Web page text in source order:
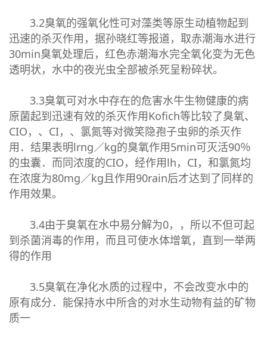
3.2臭氧的强氧化性可对藻类等原生动植物起到
迅速的杀灭作用，据孙晓红等报道，取赤潮海水进行
30min臭氧处理后，红色赤潮海水完全氧化变为无色
透明状，水中的夜光虫全部被杀死呈粉碎状。
3.3臭氧可对水中存在的危害水牛生物健康的病
原菌起到迅速有效的杀灭作用Kofich等比较了臭氧、
CIO，、CI，、氯氮等对微笑隐孢子虫卵的杀灭作
用．结果表明lrng／kg的臭氧作用5min可灭活90％
的虫囊．而同浓度的CIO，经作用lh，CI，和氯氮均
在浓度为80mg／kg且作用90rain后才达到了同样的
作用效果。
3.4由于臭氧在水中易分解为0，，所以不但可起
到杀菌消毒的作用，而且可使水体增氧，直到一举两
得的作用
3.5臭氧在净化水质的过程中，不会改变水中的
原有成分．能保持水中所含的对水生动物有益的矿物
质一